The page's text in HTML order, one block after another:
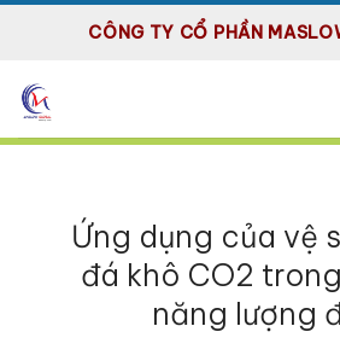
dung
CÔNG TY CỔ PHẦN
Ứng dụng của vệ
đá khô CO2
năng lượng